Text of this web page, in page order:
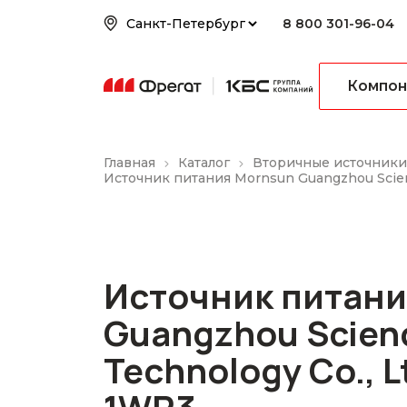
8 800 301-96-04
Главная Каталог
Вторичные
Источник питания Mornsun Guangzhou
Источник
Guangzhou
Technology Co.,